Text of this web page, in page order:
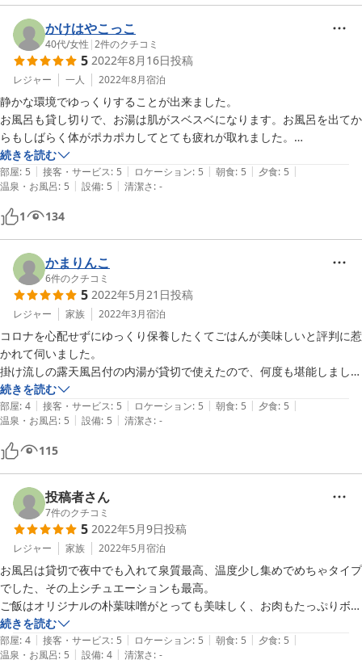
とても静かなので、ゆっくりされたい夫婦旅に向いていると思います。
新穂高ロープウェイが天候悪くて諦めたので、今度は新緑の頃お邪魔し
たいと思います。
かけはやこっこ
40代/女性 |2件のクチコミ
5 2022年8月16日投稿
レジャー 一人 2022年8月宿泊
静かな環境でゆっくりすることが出来ました。
お風呂も貸し切りで、お湯は肌がスベスベになります。お風呂を出てか
らもしばらく体がポカポカしてとても疲れが取れました。
ごはんは飛騨牛もとても美味しいですが、しゃぶしゃぶの豚肉がとても
柔らかくて美味しかったです。
またリピートさせてもらいます。
続きを読む
部屋: 5 | 接客・サービス: 5 | ロケーション: 5 | 朝食: 5 | 夕食: 5 |
温泉・お風呂: 5 | 設備: 5 | 清潔さ: -
1 134
かまりんこ
6件のクチコミ
5 2022年5月21日投稿
レジャー 家族 2022年3月宿泊
コロナを心配せずにゆっくり保養したくてごはんが美味しいと評判に惹
かれて伺いました。
掛け流しの露天風呂付の内湯が貸切で使えたので、何度も堪能しまし
た。ごはんはボリュームたっぷり、季節感のあるメニューが美味しくお
なかいっぱいになりました。朴葉味噌は美味しいのですが、個人的には
味が濃くなるので少なめでもよかったかなと感じました。
朝車に積もった雪を払ってくださったり、お子さんの名前があるお雛様
が飾ってあったりとオーナー家族の暖かさが感じられる雰囲気が心地よ
かったです。
トイレが共用なのでランクを下げましたが、小さな子供連れでも安心し
て利用できる宿だと思います。
続きを読む
部屋: 4 | 接客・サービス: 5 | ロケーション: 5 | 朝食: 5 | 夕食: 5 |
温泉・お風呂: 5 | 設備: 5 | 清潔さ: -
115
投稿者さん
7件のクチコミ
5 2022年5月9日投稿
レジャー 家族 2022年5月宿泊
お風呂は貸切で夜中でも入れて泉質最高、温度少し集めでめちゃタイプ
でした、その上シチュエーションも最高。
ご飯はオリジナルの朴葉味噌がとっても美味しく、お肉もたっぷりボリ
ューム満点。
山菜の天ぷらがおかわりしたいくらい美味しかったです、全部美味しく
頂きました。
続きを読む
部屋: 4 | 接客・サービス: 5 | ロケーション: 5 | 朝食: 5 | 夕食: 5 |
温泉・お風呂: 5 | 設備: 4 | 清潔さ: -